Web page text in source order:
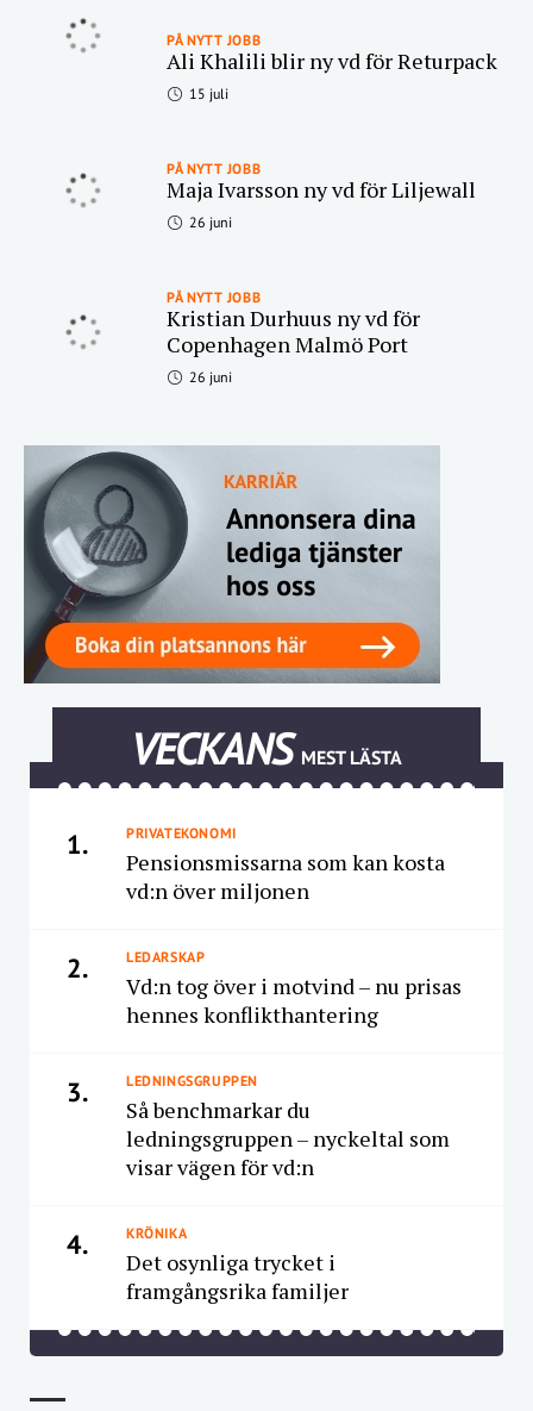
PÅ NYTT JOBB
Ali Khalili blir ny vd för Returpack
15 juli
PÅ NYTT JOBB
Maja Ivarsson ny vd för Liljewall
26 juni
PÅ NYTT JOBB
Kristian Durhuus ny vd för
Copenhagen Malmö Port
26 juni
VECKANS MEST LÄSTA
1. PRIVATEKONOMI
Pensionsmissarna som kan kosta
vd:n över miljonen
2. LEDARSKAP
Vd:n tog över i motvind – nu prisas
hennes konflikthantering
3. LEDNINGSGRUPPEN
Så benchmarkar du
ledningsgruppen – nyckeltal som
visar vägen för vd:n
4. KRÖNIKA
Det osynliga trycket i
framgångsrika familjer